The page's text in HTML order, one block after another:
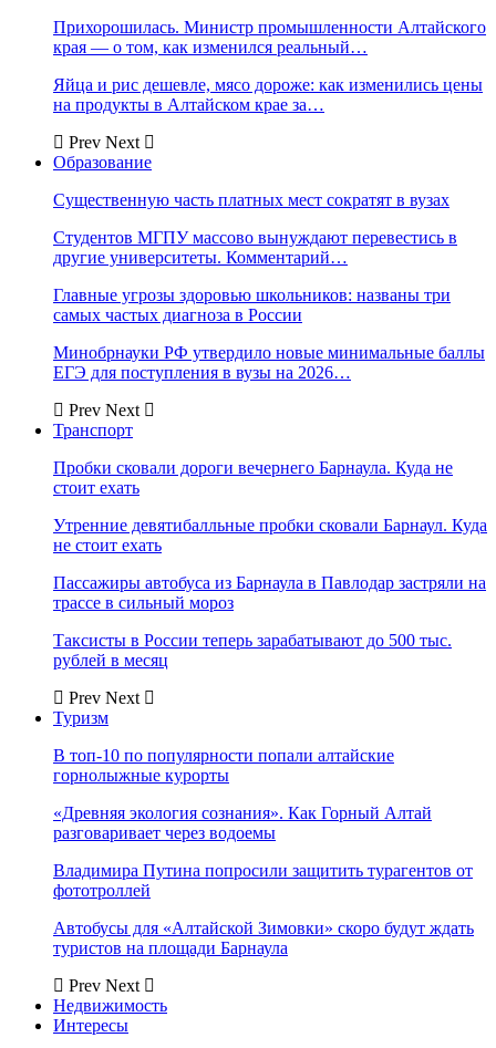
Прихорошилась. Министр промышленности Алтайского
края — о том, как изменился реальный…
Яйца и рис дешевле, мясо дороже: как изменились цены
на продукты в Алтайском крае за…
Prev Next
Образование
Существенную часть платных мест сократят в вузах
Студентов МГПУ массово вынуждают перевестись в
другие университеты. Комментарий…
Главные угрозы здоровью школьников: названы три
самых частых диагноза в России
Минобрнауки РФ утвердило новые минимальные баллы
ЕГЭ для поступления в вузы на 2026…
Prev Next
Транспорт
Пробки сковали дороги вечернего Барнаула. Куда не
стоит ехать
Утренние девятибалльные пробки сковали Барнаул. Куда
не стоит ехать
Пассажиры автобуса из Барнаула в Павлодар застряли на
трассе в сильный мороз
Таксисты в России теперь зарабатывают до 500 тыс.
рублей в месяц
Prev Next
Туризм
В топ-10 по популярности попали алтайские
горнолыжные курорты
«Древняя экология сознания». Как Горный Алтай
разговаривает через водоемы
Владимира Путина попросили защитить турагентов от
фототроллей
Автобусы для «Алтайской Зимовки» скоро будут ждать
туристов на площади Барнаула
Prev Next
Недвижимость
Интересы